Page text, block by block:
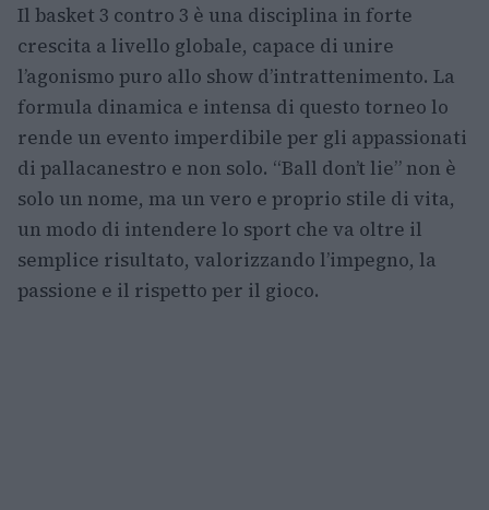
Il basket 3 contro 3 è una disciplina in forte
crescita a livello globale, capace di unire
l’agonismo puro allo show d’intrattenimento. La
formula dinamica e intensa di questo torneo lo
rende un evento imperdibile per gli appassionati
di pallacanestro e non solo. “Ball don’t lie” non è
solo un nome, ma un vero e proprio stile di vita,
un modo di intendere lo sport che va oltre il
semplice risultato, valorizzando l’impegno, la
passione e il rispetto per il gioco.